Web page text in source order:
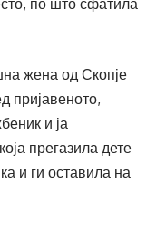
по што сфатила
жена од Скопје
пријавеното,
и ја
прегазила дете
и ги оставила на